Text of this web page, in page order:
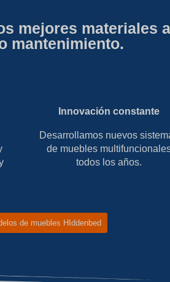
mejores materiales
mantenimiento.
Innovación constante
Desarrollamos nuevos
de muebles
todos los años.
de muebles HIddenbed